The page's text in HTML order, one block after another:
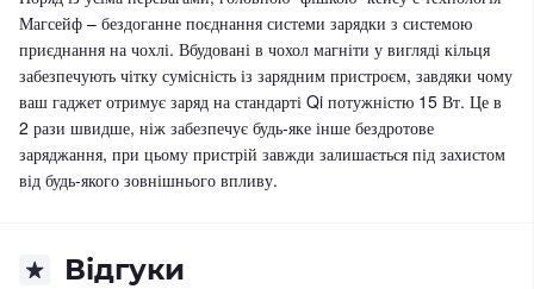
Магсейф – бездоганне поєднання системи зарядки з системою
приєднання на чохлі. Вбудовані в чохол магніти у вигляді кільця
забезпечують чітку сумісність із зарядним пристроєм, завдяки чому
ваш гаджет отримує заряд на стандарті Qi потужністю 15 Вт. Це в
2 рази швидше, ніж забезпечує будь-яке інше бездротове
заряджання, при цьому пристрій завжди залишається під захистом
від будь-якого зовнішнього впливу.
Відгуки